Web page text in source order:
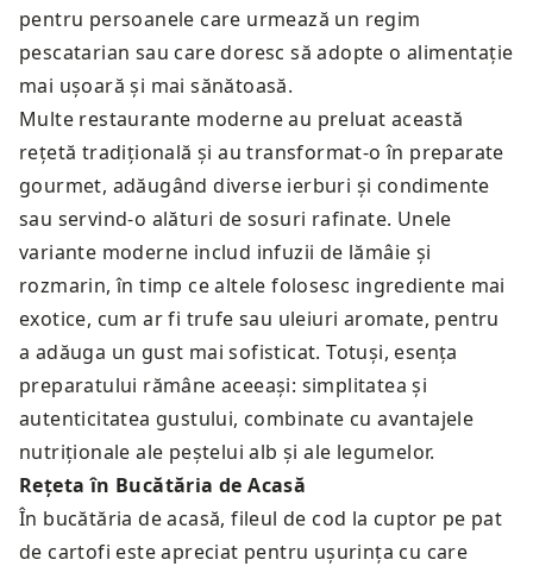
pentru persoanele care urmează un regim
pescatarian sau care doresc să adopte o alimentație
mai ușoară și mai sănătoasă.
Multe restaurante moderne au preluat această
rețetă tradițională și au transformat-o în preparate
gourmet, adăugând diverse ierburi și condimente
sau servind-o alături de sosuri rafinate. Unele
variante moderne includ infuzii de lămâie și
rozmarin, în timp ce altele folosesc ingrediente mai
exotice, cum ar fi trufe sau uleiuri aromate, pentru
a adăuga un gust mai sofisticat. Totuși, esența
preparatului rămâne aceeași: simplitatea și
autenticitatea gustului, combinate cu avantajele
nutriționale ale peștelui alb și ale legumelor.
Rețeta în Bucătăria de Acasă
În bucătăria de acasă, fileul de cod la cuptor pe pat
de cartofi este apreciat pentru ușurința cu care